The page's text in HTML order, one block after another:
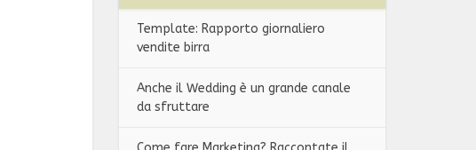
Template: Rapporto giornaliero
vendite birra
Anche il Wedding è un grande canale
da sfruttare